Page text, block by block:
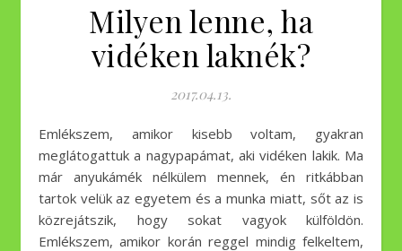
Milyen lenne, ha
vidéken laknék?
2017.04.13.
Emlékszem, amikor kisebb voltam, gyakran
meglátogattuk a nagypapámat, aki vidéken lakik. Ma
már anyukámék nélkülem mennek, én ritkábban
tartok velük az egyetem és a munka miatt, sőt az is
közrejátszik, hogy sokat vagyok külföldön.
Emlékszem, amikor korán reggel mindig felkeltem,